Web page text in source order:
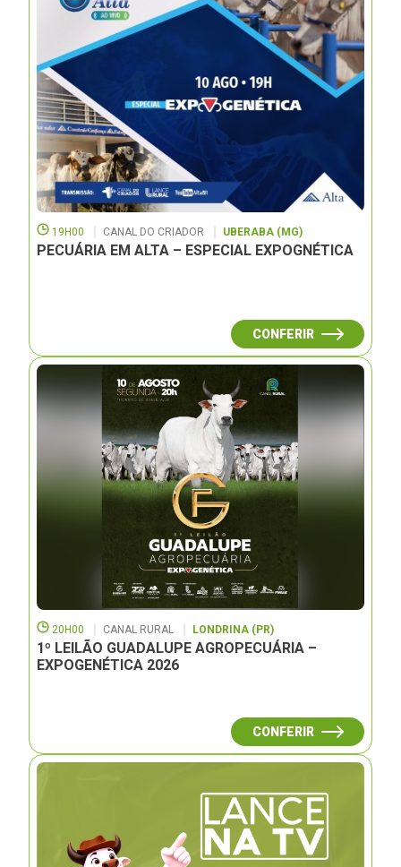
19H00 CANAL DO CRIADOR UBERABA (MG)
PECUÁRIA EM ALTA – ESPECIAL EXPOGNÉTICA
CONFERIR
20H00 CANAL RURAL LONDRINA (PR)
1º LEILÃO GUADALUPE AGROPECUÁRIA –
EXPOGENÉTICA 2026
CONFERIR